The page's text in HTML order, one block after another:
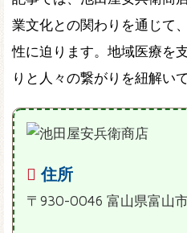
業文化との関わりを通じて
性に迫ります。地域医療を
りと人々の繋がりを紐解い
住所
〒930-0046 富山県富山